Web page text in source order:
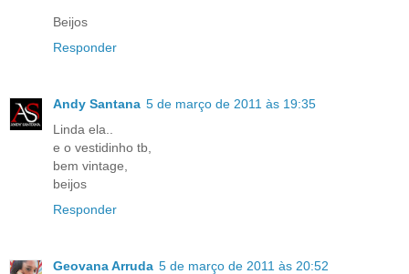
Beijos
Responder
Andy Santana 5 de março de 2011 às 19:35
Linda ela..
e o vestidinho tb,
bem vintage,
beijos
Responder
Geovana Arruda 5 de março de 2011 às 20:52